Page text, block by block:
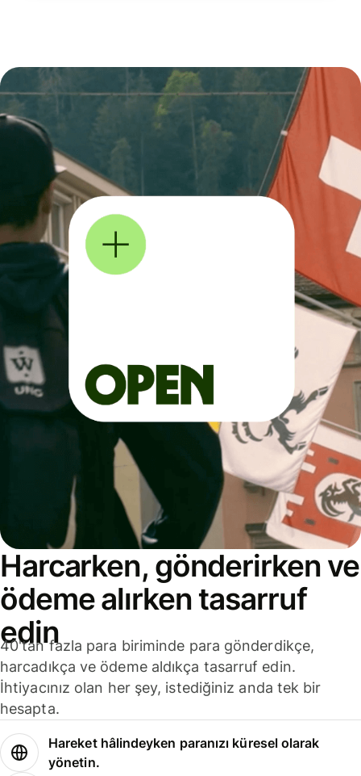
Harcarken, gönderirken ve
ödeme alırken tasarruf
edin
40'tan fazla para biriminde para gönderdikçe,
harcadıkça ve ödeme aldıkça tasarruf edin.
İhtiyacınız olan her şey, istediğiniz anda tek bir
hesapta.
Hareket hâlindeyken paranızı küresel olarak
yönetin.